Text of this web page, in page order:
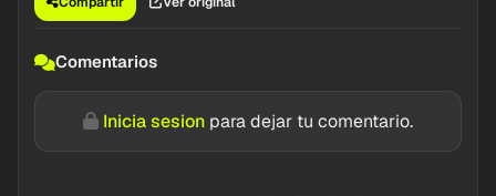
Comentarios
Inicia sesion para dejar tu comentario.